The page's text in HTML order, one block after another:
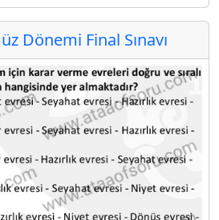
Dönemi Final Sınavı